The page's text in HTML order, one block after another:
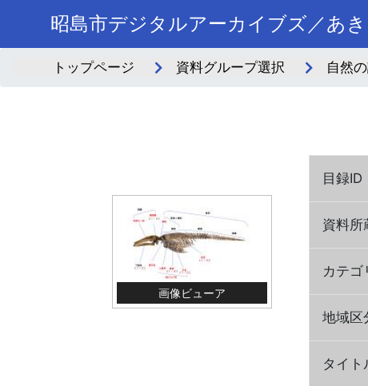
昭島市デジタルアーカイブズ／あ
トップページ 資料グループ選択 自然
画像ビューア
目録ID
資料所
カテゴ
地域区
タイト